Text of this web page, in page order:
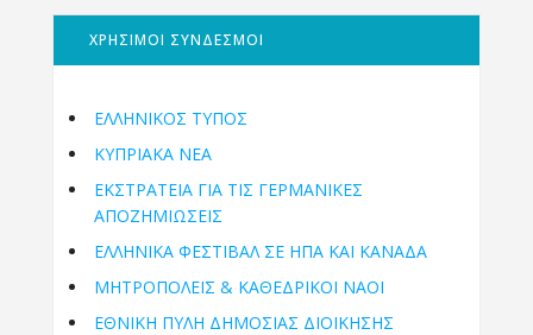
ΧΡΗΣΙΜΟΙ ΣΥΝΔΕΣΜΟΙ
ΕΛΛΗΝΙΚΟΣ ΤΥΠΟΣ
ΚΥΠΡΙΑΚΑ ΝΕΑ
ΕΚΣΤΡΑΤΕΙΑ ΓΙΑ ΤΙΣ ΓΕΡΜΑΝΙΚΕΣ
ΑΠΟΖΗΜΙΩΣΕΙΣ
ΕΛΛΗΝΙΚΆ ΦΕΣΤΙΒΆΛ ΣΕ ΗΠΑ ΚΑΙ ΚΑΝΑΔΑ
ΜΗΤΡΟΠΌΛΕΙΣ & ΚΑΘΕΔΡΙΚΟΊ ΝΑΟΊ
ΕΘΝΙΚΉ ΠΎΛΗ ΔΗΜΌΣΙΑΣ ΔΙΟΊΚΗΣΗΣ